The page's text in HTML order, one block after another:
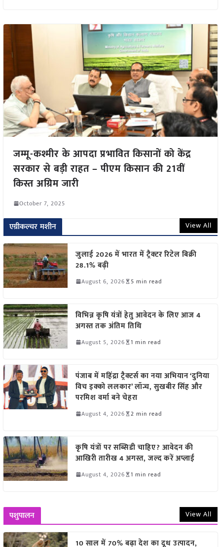
जम्मू-कश्मीर के आपदा प्रभावित किसानों को केंद्र
सरकार से बड़ी राहत – पीएम किसान की 21वीं
किस्त अग्रिम जारी
October 7, 2025
एग्रीकल्चर मशीन View All
जुलाई 2026 में भारत में ट्रैक्टर रिटेल बिक्री
28.1% बढ़ी
August 6, 2026 5 min read
विभिन्न कृषि यंत्रों हेतु आवेदन के लिए आज 4
अगस्त तक अंतिम तिथि
August 5, 2026 1 min read
पंजाब में महिंद्रा ट्रैक्टर्स का नया अभियान ‘दुनिया
विच इक्को ललकार’ लॉन्च, सुखबीर सिंह और
परमिश वर्मा बने चेहरा
August 4, 2026 2 min read
कृषि यंत्रों पर सब्सिडी चाहिए? आवेदन की
आखिरी तारीख 4 अगस्त, जल्द करें अप्लाई
August 4, 2026 1 min read
पशुपालन View All
10 साल में 70% बढ़ा देश का दूध उत्पादन,